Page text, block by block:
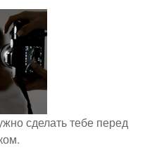
сделать тебе перед